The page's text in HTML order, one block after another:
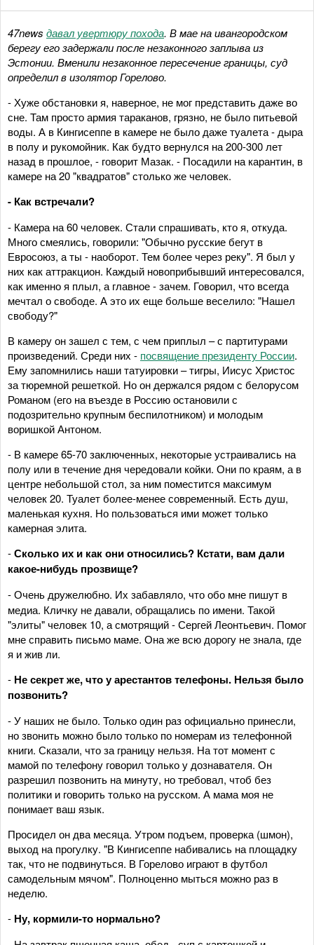
47news давал увертюру похода. В мае на ивангородском
берегу его задержали после незаконного заплыва из
Эстонии. Вменили незаконное пересечение границы, суд
определил в изолятор Горелово.
- Хуже обстановки я, наверное, не мог представить даже во
сне. Там просто армия тараканов, грязно, не было питьевой
воды. А в Кингисеппе в камере не было даже туалета - дыра
в полу и рукомойник. Как будто вернулся на 200-300 лет
назад в прошлое, - говорит Мазак. - Посадили на карантин, в
камере на 20 "квадратов" столько же человек.
- Как встречали?
- Камера на 60 человек. Стали спрашивать, кто я, откуда.
Много смеялись, говорили: "Обычно русские бегут в
Евросоюз, а ты - наоборот. Тем более через реку". Я был у
них как аттракцион. Каждый новоприбывший интересовался,
как именно я плыл, а главное - зачем. Говорил, что всегда
мечтал о свободе. А это их еще больше веселило: "Нашел
свободу?"
В камеру он зашел с тем, с чем приплыл – с партитурами
произведений. Среди них - посвящение президенту России.
Ему запомнились наши татуировки – тигры, Иисус Христос
за тюремной решеткой. Но он держался рядом с белорусом
Романом (его на въезде в Россию остановили с
подозрительно крупным беспилотником) и молодым
воришкой Антоном.
- В камере 65-70 заключенных, некоторые устраивались на
полу или в течение дня чередовали койки. Они по краям, а в
центре небольшой стол, за ним поместится максимум
человек 20. Туалет более-менее современный. Есть душ,
маленькая кухня. Но пользоваться ими может только
камерная элита.
-Сколько их и как они относились? Кстати, вам дали
какое-нибудь прозвище?
-Очень дружелюбно. Их забавляло, что обо мне пишут в
медиа. Кличку не давали, обращались по имени. Такой
"элиты" человек 10, а смотрящий - Сергей Леонтьевич. Помог
мне справить письмо маме. Она же всю дорогу не знала, где
я и жив ли.
- Не секрет же, что у арестантов телефоны. Нельзя было
позвонить?
- У наших не было. Только один раз официально принесли,
но звонить можно было только по номерам из телефонной
книги. Сказали, что за границу нельзя. На тот момент с
мамой по телефону говорил только у дознавателя. Он
разрешил позвонить на минуту, но требовал, чтоб без
политики и говорить только на русском. А мама моя не
понимает ваш язык.
Просидел он два месяца. Утром подъем, проверка (шмон),
выход на прогулку. "В Кингисеппе набивались на площадку
так, что не подвинуться. В Горелово играют в футбол
самодельным мячом". Полноценно мыться можно раз в
неделю.
- Ну, кормили-то нормально?